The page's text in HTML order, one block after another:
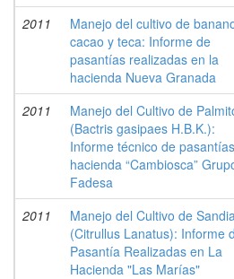
2011
Manejo del cultivo de
cacao y teca: Informe de
pasantías realizadas en la
hacienda Nueva Granada
2011
Manejo del Cultivo de
(Bactris gasipaes H.B.K.):
Informe técnico de pasantías
hacienda “Cambiosca”
Fadesa
2011
Manejo del Cultivo de
(Citrullus Lanatus): Informe
Pasantía Realizadas en La
Hacienda "Las Marías"